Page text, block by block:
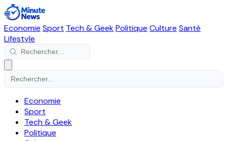
Economie Sport Tech & GeekPolitique Culture Santé
Lifestyle
Economie
Sport
Tech & Geek
Politique